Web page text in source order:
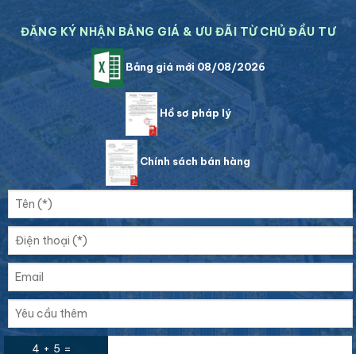
ĐĂNG KÝ NHẬN BẢNG GIÁ & ƯU ĐÃI TỪ CHỦ ĐẦU TƯ
Bảng giá mới 08/08/2026
Hồ sơ pháp lý
Chính sách bán hàng
4 + 5 =